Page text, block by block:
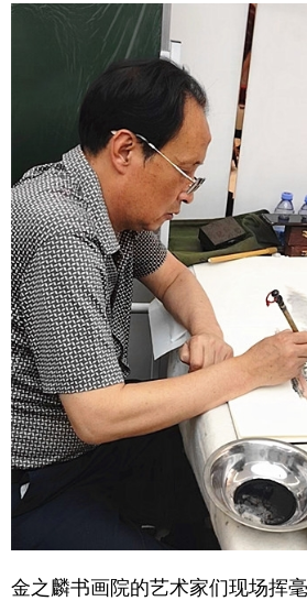
金之麟书画院的艺术家们现场挥